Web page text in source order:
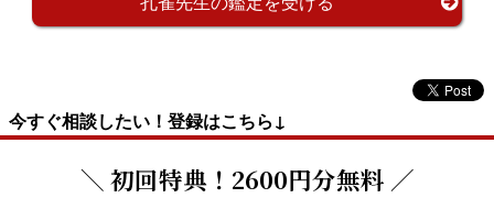
今すぐ相談したい！登録はこちら↓
＼ 初回特典！2600円分無料 ／